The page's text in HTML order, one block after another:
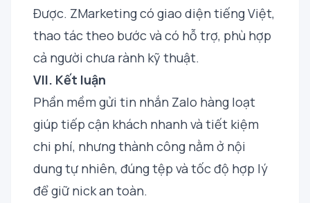
Được. ZMarketing có giao diện tiếng Việt,
thao tác theo bước và có hỗ trợ, phù hợp
cả người chưa rành kỹ thuật.
VII. Kết luận
Phần mềm gửi tin nhắn Zalo hàng loạt
giúp tiếp cận khách nhanh và tiết kiệm
chi phí, nhưng thành công nằm ở nội
dung tự nhiên, đúng tệp và tốc độ hợp lý
để giữ nick an toàn.